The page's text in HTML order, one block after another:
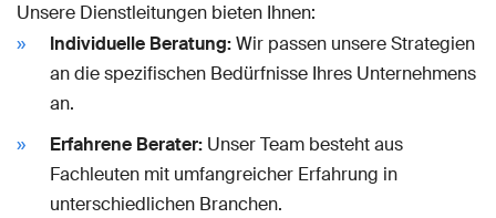
Unsere Dienstleitungen bieten Ihnen:
Individuelle Beratung:Wir passen unsere Strategien
an die spezifischen Bedürfnisse Ihres Unternehmens
an.
Erfahrene Berater: Unser Team besteht aus
Fachleuten mit umfangreicher Erfahrung in
unterschiedlichen Branchen.